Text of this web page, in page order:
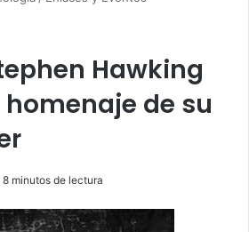
Hawking
homenaje de su
8 minutos de lectura